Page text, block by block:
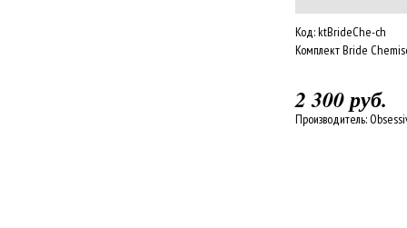
Код:ktBrideChe-ch
Комплект Bride
2 300 руб.
Производитель: